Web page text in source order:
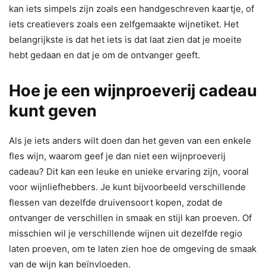
kan iets simpels zijn zoals een handgeschreven kaartje, of
iets creatievers zoals een zelfgemaakte wijnetiket. Het
belangrijkste is dat het iets is dat laat zien dat je moeite
hebt gedaan en dat je om de ontvanger geeft.
Hoe je een wijnproeverij cadeau
kunt geven
Als je iets anders wilt doen dan het geven van een enkele
fles wijn, waarom geef je dan niet een wijnproeverij
cadeau? Dit kan een leuke en unieke ervaring zijn, vooral
voor wijnliefhebbers. Je kunt bijvoorbeeld verschillende
flessen van dezelfde druivensoort kopen, zodat de
ontvanger de verschillen in smaak en stijl kan proeven. Of
misschien wil je verschillende wijnen uit dezelfde regio
laten proeven, om te laten zien hoe de omgeving de smaak
van de wijn kan beïnvloeden.